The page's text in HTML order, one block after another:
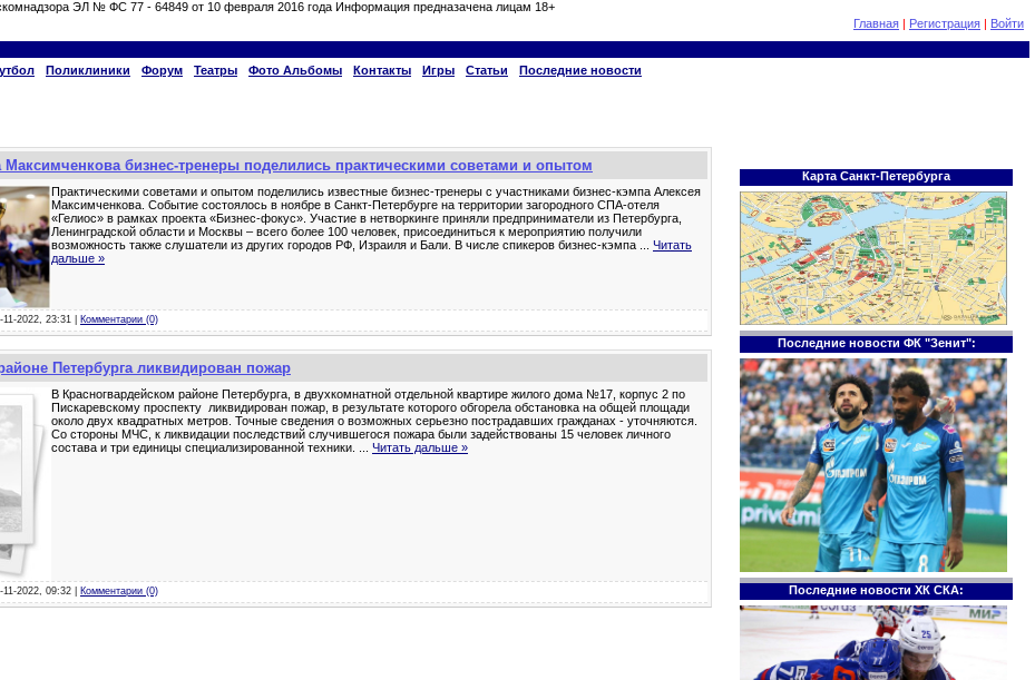
ЭЛ № ФС 77 - 64849 от 10 февраля 2016 года Информация предназачена лицам 18+
Главная | Регистрация | Войти
Поликлиники Форум Театры Фото Альбомы Контакты Игры Статьи Последние новости
Максимченкова бизнес-тренеры поделились практическими советами и опытом
Практическими советами и опытом поделились известные бизнес-тренеры с участниками бизнес-кэмпа Алексея
Максимченкова. Событие состоялось в ноябре в Санкт-Петербурге на территории загородного СПА-отеля
«Гелиос» в рамках проекта «Бизнес-фокус». Участие в нетворкинге приняли предприниматели из Петербурга,
Ленинградской области и Москвы – всего более 100 человек, присоединиться к мероприятию получили
возможность также слушатели из других городов РФ, Израиля и Бали. В числе спикеров бизнес-кэмпа
Читать
дальше »
11-2022, 23:31 | Комментарии (0)
Петербурга ликвидирован пожар
В Красногвардейском районе Петербурга, в двухкомнатной отдельной квартире жилого дома №17, корпус 2 по
Пискаревскому проспекту ликвидирован пожар, в результате которого обгорела обстановка на общей площади
около двух квадратных метров. Точные сведения о возможных серьезно пострадавших гражданах - уточняются.
Со стороны МЧС, к ликвидации последствий случившегося пожара были задействованы 15 человек личного
состава и три единицы специализированной техники.
Читать дальше »
11-2022, 09:32 | Комментарии (0)
Карта Санкт-Петербурга
Последние новости ФК "Зенит":
Последние новости ХК СКА: